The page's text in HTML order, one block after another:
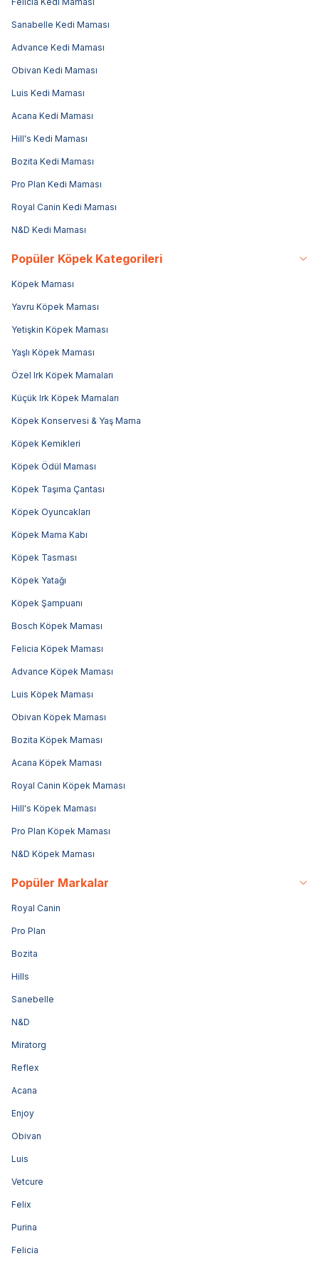
Sanabelle Kedi Maması
Advance Kedi Maması
Obivan Kedi Maması
Luis Kedi Maması
Acana Kedi Maması
Hill's Kedi Maması
Bozita Kedi Maması
Pro Plan Kedi Maması
Royal Canin Kedi Maması
N&D Kedi Maması
Popüler Köpek Kategorileri
Köpek Maması
Yavru Köpek Maması
Yetişkin Köpek Maması
Yaşlı Köpek Maması
Özel Irk Köpek Mamaları
Küçük Irk Köpek Mamaları
Köpek Konservesi & Yaş Mama
Köpek Kemikleri
Köpek Ödül Maması
Köpek Taşıma Çantası
Köpek Oyuncakları
Köpek Mama Kabı
Köpek Tasması
Köpek Yatağı
Köpek Şampuanı
Bosch Köpek Maması
Felicia Köpek Maması
Advance Köpek Maması
Luis Köpek Maması
Obivan Köpek Maması
Bozita Köpek Maması
Acana Köpek Maması
Royal Canin Köpek Maması
Hill's Köpek Maması
Pro Plan Köpek Maması
N&D Köpek Maması
Popüler Markalar
Royal Canin
Pro Plan
Bozita
Hills
Sanebelle
N&D
Miratorg
Reflex
Acana
Enjoy
Obivan
Luis
Vetcure
Felix
Purina
Felicia